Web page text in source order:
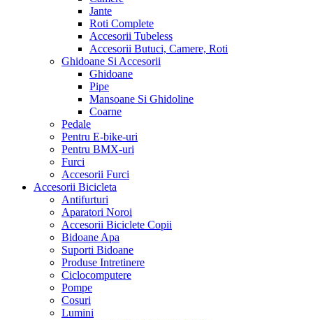
Jante
Roti Complete
Accesorii Tubeless
Accesorii Butuci, Camere, Roti
Ghidoane Si Accesorii
Ghidoane
Pipe
Mansoane Si Ghidoline
Coarne
Pedale
Pentru E-bike-uri
Pentru BMX-uri
Furci
Accesorii Furci
Accesorii Bicicleta
Antifurturi
Aparatori Noroi
Accesorii Biciclete Copii
Bidoane Apa
Suporti Bidoane
Produse Intretinere
Ciclocomputere
Pompe
Cosuri
Lumini